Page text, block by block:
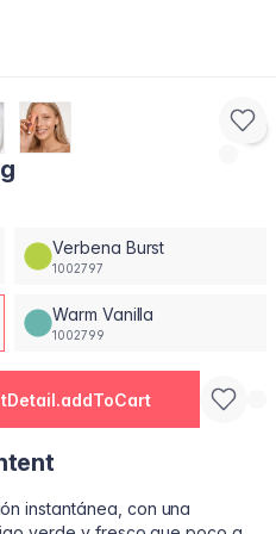
Verbena Burst
1002797
Warm Vanilla
1002799
instantánea, con una